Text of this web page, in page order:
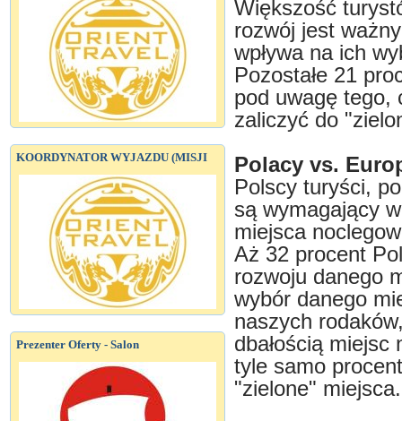
KOORDYNATOR WYJAZDU (MISJI
Prezenter Oferty - Salon
Większość
rozwój jest
wpływa na ich
Pozostałe 21
pod uwagę tego,
zaliczyć do
Polacy vs.
Polscy turyści,
są wymagający
miejsca
Aż 32 procent
rozwoju danego
wybór danego
naszych
dbałością
tyle samo
"zielone" miejsca.